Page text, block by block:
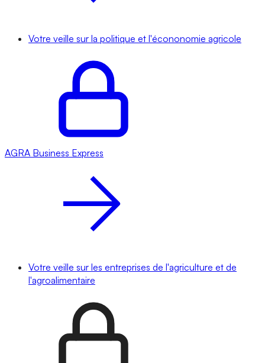
Votre veille sur la politique et l'écononomie agricole
AGRA Business Express
Votre veille sur les entreprises de l'agriculture et de
l'agroalimentaire